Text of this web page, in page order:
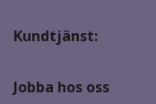
Kundtjänst:
Jobba hos oss